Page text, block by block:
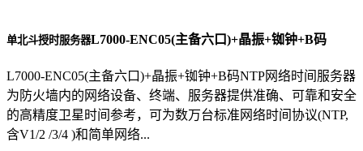
单北斗授时服务器L7000-ENC05(主备六口)+晶振+铷钟+B码
L7000-ENC05(主备六口)+晶振+铷钟+B码NTP网络时间服务器
为防火墙内的网络设备、终端、服务器提供准确、可靠和安全
的高精度卫星时间参考，可为数万台标准网络时间协议(NTP,
含V1/2 /3/4 )和简单网络...